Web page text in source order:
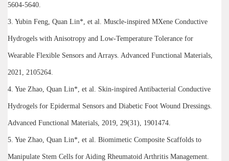
5604-5640.
3. Yubin Feng, Quan Lin*, et al. Muscle-inspired MXene Conductive
Hydrogels with Anisotropy and Low-Temperature Tolerance for
Wearable Flexible Sensors and Arrays. Advanced Functional Materials,
2021, 2105264.
4. Yue Zhao, Quan Lin*, et al. Skin-inspired Antibacterial Conductive
Hydrogels for Epidermal Sensors and Diabetic Foot Wound Dressings.
Advanced Functional Materials, 2019, 29(31), 1901474.
5. Yue Zhao, Quan Lin*, et al. Biomimetic Composite Scaffolds to
Manipulate Stem Cells for Aiding Rheumatoid Arthritis Management.